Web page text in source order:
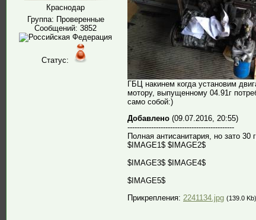
Краснодар
Группа: Проверенные
Сообщений: 3852
Статус:
ГБЦ накинем когда установим
мотору, выпущенному 04.91г
само собой:)
Добавлено (09.07.2016, 20:55)
---------------------------------------------
Полная антисанитария, но зато 30
$IMAGE1$ $IMAGE2$
$IMAGE3$ $IMAGE4$
$IMAGE5$
Прикрепления: 2241134.jpg (139.0 Kb)